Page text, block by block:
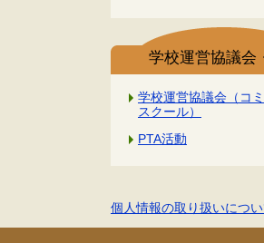
学校運営協議会
学校運営協議会（コ
スクール）
PTA活動
個人情報の取り扱いにつ